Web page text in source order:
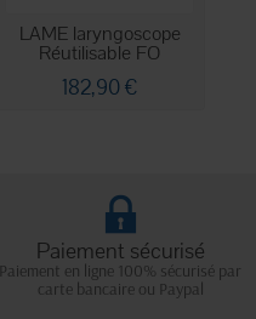
LAME laryngoscope
Réutilisable FO
182,90 €
Paiement sécurisé
Paiement en ligne 100% sécurisé par
carte bancaire ou Paypal